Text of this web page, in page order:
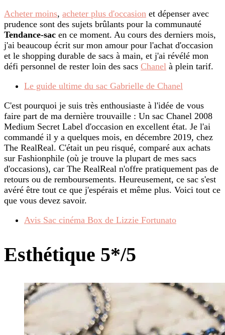
Acheter moins, acheter plus d'occasion et dépenser avec
prudence sont des sujets brûlants pour la communauté
Tendance-sac en ce moment. Au cours des derniers mois,
j'ai beaucoup écrit sur mon amour pour l'achat d'occasion
et le shopping durable de sacs à main, et j'ai révélé mon
défi personnel de rester loin des sacs Chanel à plein tarif.
Le guide ultime du sac Gabrielle de Chanel
C'est pourquoi je suis très enthousiaste à l'idée de vous
faire part de ma dernière trouvaille : Un sac Chanel 2008
Medium Secret Label d'occasion en excellent état. Je l'ai
commandé il y a quelques mois, en décembre 2019, chez
The RealReal. C'était un peu risqué, comparé aux achats
sur Fashionphile (où je trouve la plupart de mes sacs
d'occasions), car The RealReal n'offre pratiquement pas de
retours ou de remboursements. Heureusement, ce sac s'est
avéré être tout ce que j'espérais et même plus. Voici tout ce
que vous devez savoir.
Avis Sac cinéma Box de Lizzie Fortunato
Esthétique 5*/5